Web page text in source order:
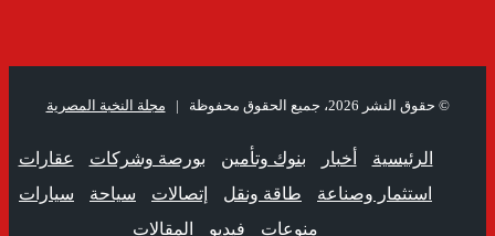
© حقوق النشر 2026، جميع الحقوق محفوظة | مجلة النخبة المصرية
الرئيسية أخبار بنوك وتأمين بورصة وشركات
عقارات
استثمار وصناعة
طاقة ونقل إتصالات سياحة
سيارات
منوعات
فيديو المقالات